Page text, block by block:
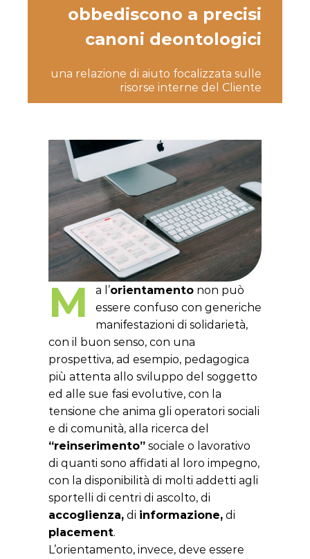
obbediscono a precisi
canoni deontologici
una relazione di aiuto focalizzata sulle
risorse interne del Cliente
M a l’orientamento non può
essere confuso con generiche
manifestazioni di solidarietà,
con il buon senso, con una
prospettiva, ad esempio, pedagogica
più attenta allo sviluppo del soggetto
ed alle sue fasi evolutive, con la
tensione che anima gli operatori sociali
e di comunità, alla ricerca del
“reinserimento” sociale o lavorativo
di quanti sono affidati al loro impegno,
con la disponibilità di molti addetti agli
sportelli di centri di ascolto, di
accoglienza, di informazione, di
placement.
L’orientamento, invece, deve essere